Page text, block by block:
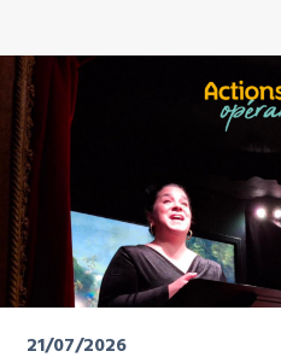
21/07/2026